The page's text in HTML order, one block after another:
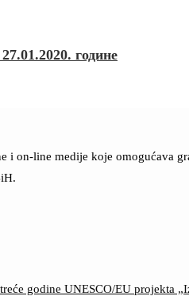
године
i on-line medije koje omogućava
godine UNESCO/EU projekta